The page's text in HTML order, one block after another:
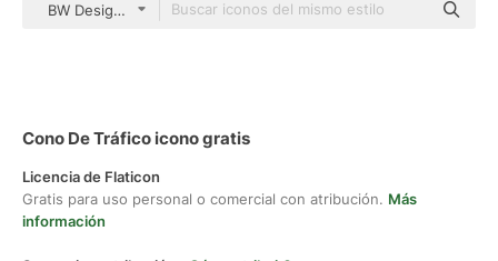
BW Designer Flat
Cono De Tráfico icono gratis
Licencia de Flaticon
Gratis para uso personal o comercial con atribución. Más
información